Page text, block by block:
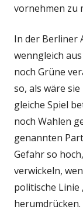
vornehmen zu
In der Berliner
wenngleich
noch Grüne
so, als wäre
gleiche Spiel
noch Wahlen
genannten
Gefahr so
verwickeln,
politische Linie
herumdrücken.